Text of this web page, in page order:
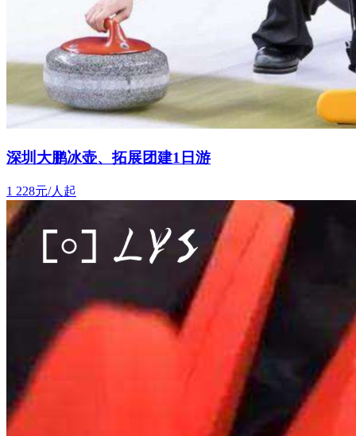
深圳大鹏冰壶、拓展团建1日游
1 228元/人起